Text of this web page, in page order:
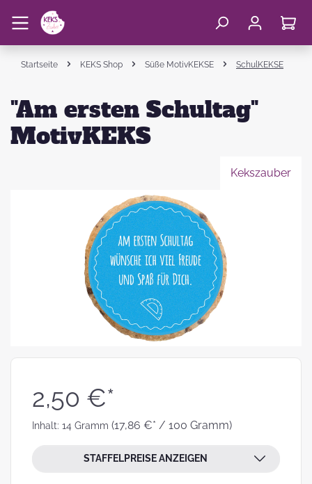
Startseite KEKS Shop Süße MotivKEKSE SchulKEKSE
"Am ersten Schultag"
MotivKEKS
Kekszauber
2,50 €*
Inhalt: 14 Gramm (17,86 €* / 100 Gramm)
STAFFELPREISE ANZEIGEN